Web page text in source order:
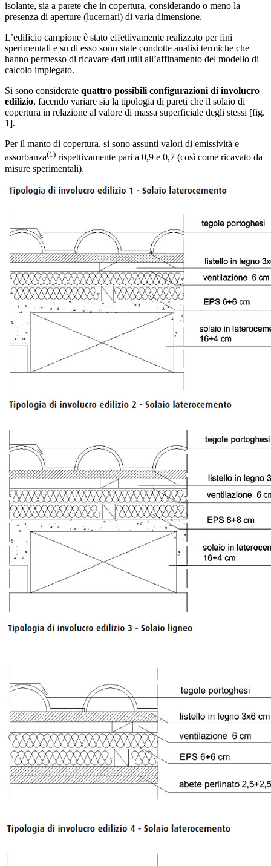
isolante, sia a parete che in copertura, considerando o meno la
presenza di aperture (lucernari) di varia dimensione.
L’edificio campione è stato effettivamente realizzato per fini
sperimentali e su di esso sono state condotte analisi termiche che
hanno permesso di ricavare dati utili all’affinamento del modello di
calcolo impiegato.
Si sono considerate quattro possibili configurazioni di involucro
edilizio, facendo variare sia la tipologia di pareti che il solaio di
copertura in relazione al valore di massa superficiale degli stessi [fig.
1].
Per il manto di copertura, si sono assunti valori di emissività e
assorbanza(1) rispettivamente pari a 0,9 e 0,7 (così come ricavato da
misure sperimentali).